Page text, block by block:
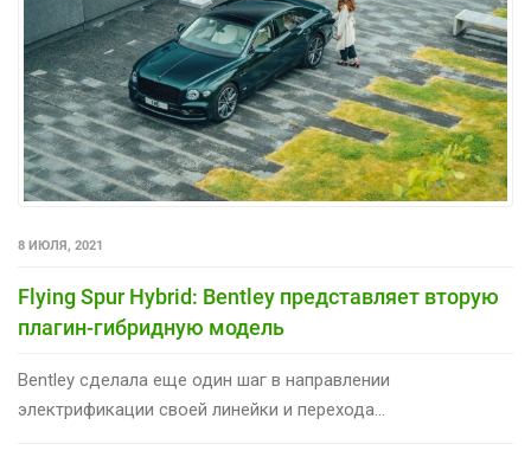
8 ИЮЛЯ, 2021
Flying Spur Hybrid: Bentley представляет вторую
плагин-гибридную модель
Bentley сделала еще один шаг в направлении
электрификации своей линейки и перехода...